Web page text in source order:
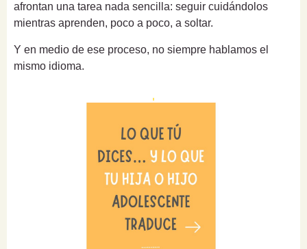
afrontan una tarea nada sencilla: seguir cuidándolos
mientras aprenden, poco a poco, a soltar.
Y en medio de ese proceso, no siempre hablamos el
mismo idioma.